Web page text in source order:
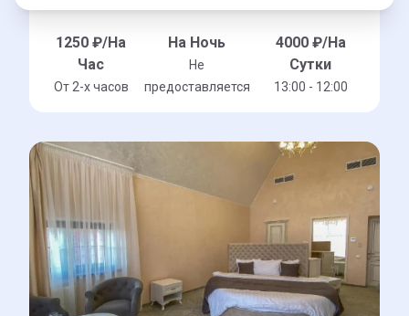
1250 ₽/На
Час
От 2-x часов
На Ночь
Не
предоставляется
4000₽/На
Сутки
13:00 - 12:00